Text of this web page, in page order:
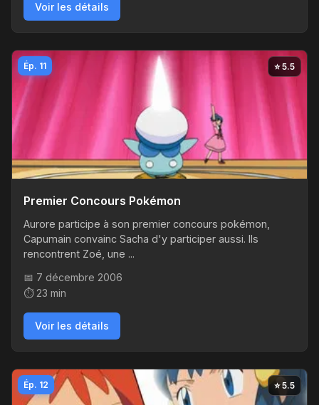
Voir les détails
Ép. 11 ⭐ 5.5
Premier Concours Pokémon
Aurore participe à son premier concours pokémon,
Capumain convainc Sacha d'y participer aussi. Ils
rencontrent Zoé, une ...
📅 7 décembre 2006
⏱️ 23 min
Voir les détails
Ép. 12 ⭐ 5.5